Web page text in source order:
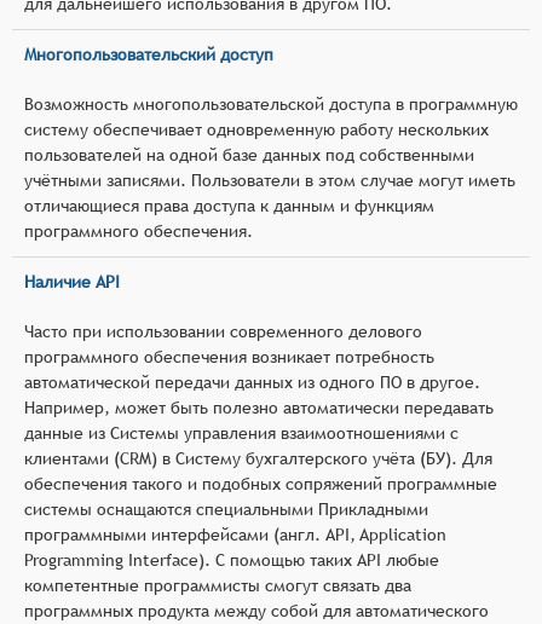
Многопользовательский доступ
Возможность многопользовательской доступа в программную
систему обеспечивает одновременную работу нескольких
пользователей на одной базе данных под собственными
учётными записями. Пользователи в этом случае могут иметь
отличающиеся права доступа к данным и функциям
программного обеспечения.
Наличие API
Часто при использовании современного делового
программного обеспечения возникает потребность
автоматической передачи данных из одного ПО в другое.
Например, может быть полезно автоматически передавать
данные из Системы управления взаимоотношениями с
клиентами (CRM) в Систему бухгалтерского учёта (БУ). Для
обеспечения такого и подобных сопряжений программные
системы оснащаются специальными Прикладными
программными интерфейсами (англ. API, Application
Programming Interface). С помощью таких API любые
компетентные программисты смогут связать два
программных продукта между собой для автоматического